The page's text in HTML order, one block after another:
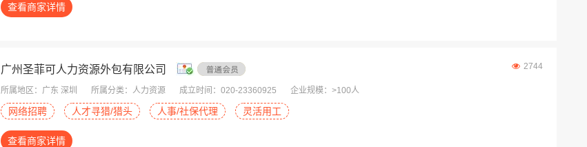
查看商家详情
广州圣菲可人力资源外包有限公司
所属地区：广东 深圳 所属分类：人力资源 成立时间：020-23360925 企业规模：>100人
网络招聘 人才寻猎/猎头 人事/社保代理 灵活用工
查看商家详情
2744